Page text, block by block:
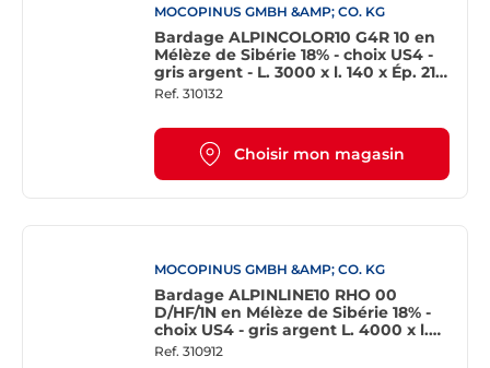
MOCOPINUS GMBH &AMP; CO. KG
Bardage ALPINCOLOR10 G4R 10 en
Mélèze de Sibérie 18% - choix US4 -
gris argent - L. 3000 x l. 140 x Ép. 21,5
mm
Ref. 310132
Choisir mon magasin
MOCOPINUS GMBH &AMP; CO. KG
Bardage ALPINLINE10 RHO 00
D/HF/1N en Mélèze de Sibérie 18% -
choix US4 - gris argent L. 4000 x l.
122 x H 27 mm
Ref. 310912